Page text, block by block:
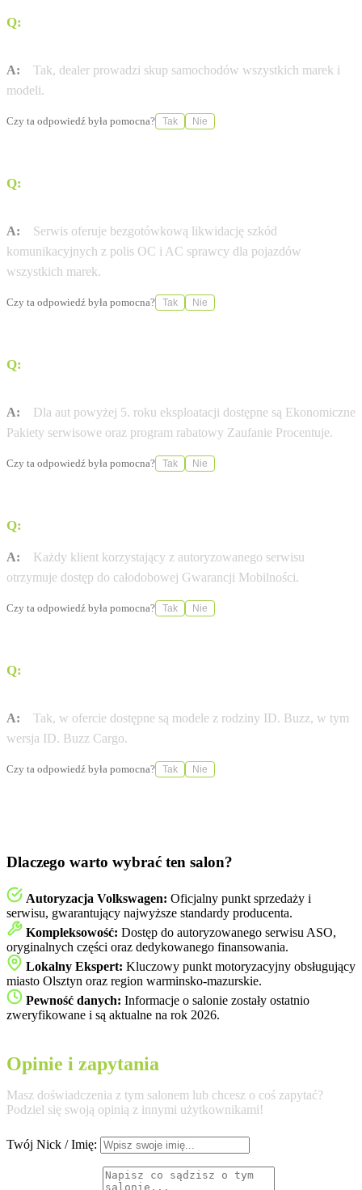
Q:
A:
Tak, dealer prowadzi skup samochodów wszystkich marek i
modeli.
Czy ta odpowiedź była pomocna? Tak Nie
Q:
A:
Serwis oferuje bezgotówkową likwidację szkód
komunikacyjnych z polis OC i AC sprawcy dla pojazdów
wszystkich marek.
Czy ta odpowiedź była pomocna? Tak Nie
Q:
A:
Dla aut powyżej 5. roku eksploatacji dostępne są Ekonomiczne
Pakiety serwisowe oraz program rabatowy Zaufanie Procentuje.
Czy ta odpowiedź była pomocna? Tak Nie
Q:
A:
Każdy klient korzystający z autoryzowanego serwisu
otrzymuje dostęp do całodobowej Gwarancji Mobilności.
Czy ta odpowiedź była pomocna? Tak Nie
Q:
A:
Tak, w ofercie dostępne są modele z rodziny ID. Buzz, w tym
wersja ID. Buzz Cargo.
Czy ta odpowiedź była pomocna? Tak Nie
Dlaczego warto wybrać ten salon?
Autoryzacja Volkswagen: Oficjalny punkt sprzedaży i
serwisu, gwarantujący najwyższe standardy producenta.
Kompleksowość: Dostęp do autoryzowanego serwisu ASO,
oryginalnych części oraz dedykowanego finansowania.
Lokalny Ekspert: Kluczowy punkt motoryzacyjny obsługujący
miasto Olsztyn oraz region warminsko-mazurskie.
Pewność danych: Informacje o salonie zostały ostatnio
zweryfikowane i są aktualne na rok 2026.
Opinie i zapytania
Masz doświadczenia z tym salonem lub chcesz o coś zapytać?
Podziel się swoją opinią z innymi użytkownikami!
Twój Nick / Imię: